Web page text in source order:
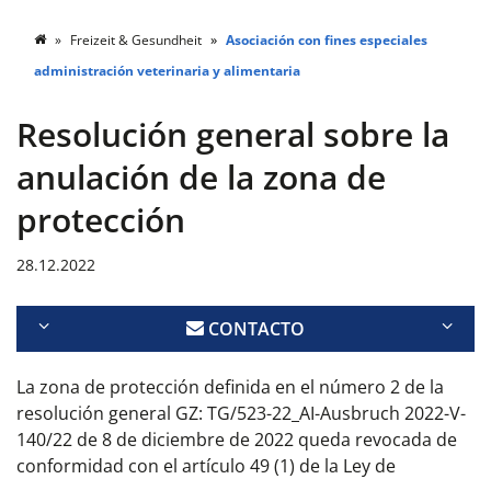
Freizeit & Gesundheit
Asociación con fines especiales
administración veterinaria y alimentaria
Resolución general sobre la
anulación de la zona de
protección
28.12.2022
CONTACTO
La zona de protección definida en el número 2 de la
resolución general GZ: TG/523-22_AI-Ausbruch 2022-V-
140/22 de 8 de diciembre de 2022 queda revocada de
conformidad con el artículo 49 (1) de la Ley de